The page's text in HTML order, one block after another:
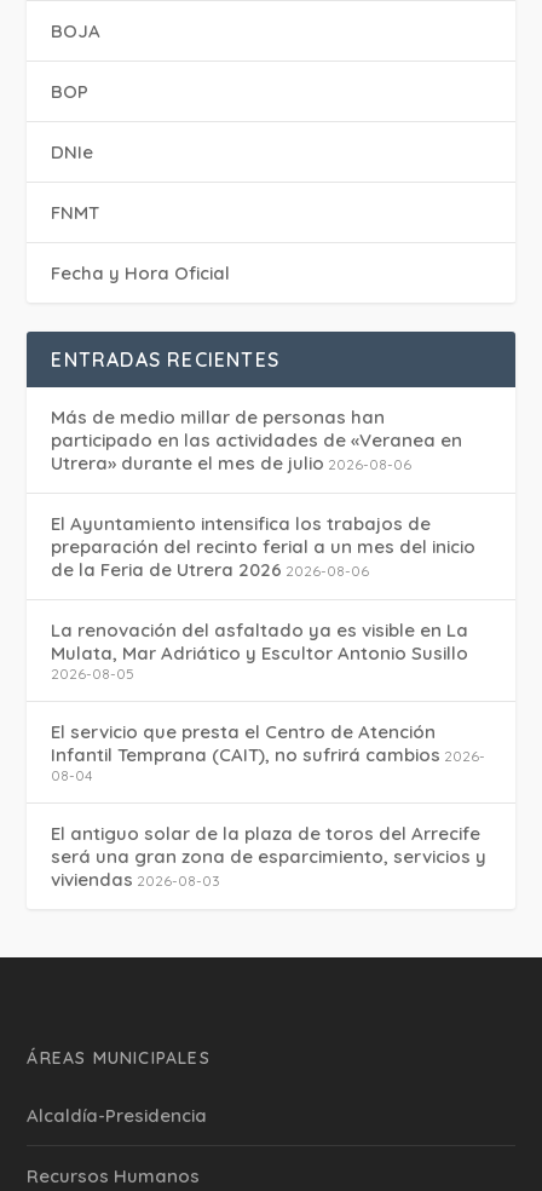
BOJA
BOP
DNIe
FNMT
Fecha y Hora Oficial
ENTRADAS RECIENTES
Más de medio millar de personas han
participado en las actividades de «Veranea en
Utrera» durante el mes de julio 2026-08-06
El Ayuntamiento intensifica los trabajos de
preparación del recinto ferial a un mes del inicio
de la Feria de Utrera 2026 2026-08-06
La renovación del asfaltado ya es visible en La
Mulata, Mar Adriático y Escultor Antonio Susillo
2026-08-05
El servicio que presta el Centro de Atención
Infantil Temprana (CAIT), no sufrirá cambios 2026-
08-04
El antiguo solar de la plaza de toros del Arrecife
será una gran zona de esparcimiento, servicios y
viviendas 2026-08-03
ÁREAS MUNICIPALES
Alcaldía-Presidencia
Recursos Humanos